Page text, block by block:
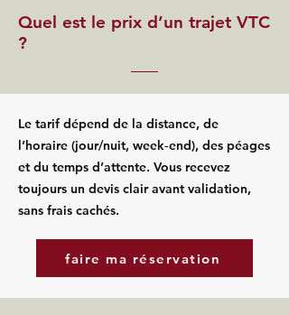
Quel est le prix d’un trajet VTC
?
Le tarif dépend de la distance, de
l’horaire (jour/nuit, week‑end), des péages
et du temps d’attente. Vous recevez
toujours un devis clair avant validation,
sans frais cachés.
faire ma réservation